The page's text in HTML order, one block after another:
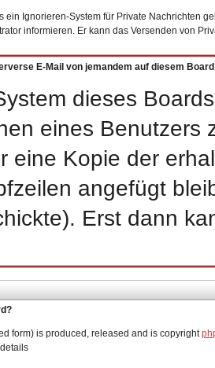
ein Ignorieren-System für Private Nachrichten
informieren. Er kann das Versenden von
E-Mail von jemandem auf diesem
dieses
eines Benutzers
eine Kopie der
angefügt
Erst dann
form) is produced, released and is copyright